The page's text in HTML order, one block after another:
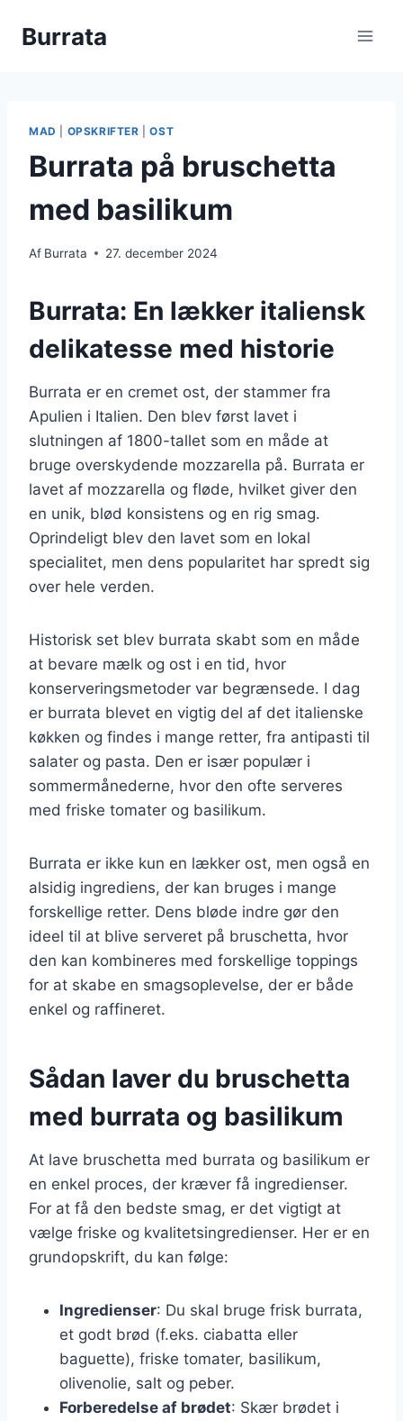
Burrata
MAD OPSKRIFTER |OST
Burrata på bruschetta
med basilikum
Af Burrata 27. december 2024
Burrata: En lækker italiensk
delikatesse med historie
Burrata er en cremet ost, der stammer fra
Apulien i Italien. Den blev først lavet i
slutningen af 1800-tallet som en måde at
bruge overskydende mozzarella på. Burrata er
lavet af mozzarella og fløde, hvilket giver den
en unik, blød konsistens og en rig smag.
Oprindeligt blev den lavet som en lokal
specialitet, men dens popularitet har spredt sig
over hele verden.
Historisk set blev burrata skabt som en måde
at bevare mælk og ost i en tid, hvor
konserveringsmetoder var begrænsede. I dag
er burrata blevet en vigtig del af det italienske
køkken og findes i mange retter, fra antipasti til
salater og pasta. Den er især populær i
sommermånederne, hvor den ofte serveres
med friske tomater og basilikum.
Burrata er ikke kun en lækker ost, men også en
alsidig ingrediens, der kan bruges i mange
forskellige retter. Dens bløde indre gør den
ideel til at blive serveret på bruschetta, hvor
den kan kombineres med forskellige toppings
for at skabe en smagsoplevelse, der er både
enkel og raffineret.
Sådan laver du bruschetta
med burrata og basilikum
At lave bruschetta med burrata og basilikum er
en enkel proces, der kræver få ingredienser.
For at få den bedste smag, er det vigtigt at
vælge friske og kvalitetsingredienser. Her er en
grundopskrift, du kan følge:
Ingredienser: Du skal bruge frisk burrata,
et godt brød (f.eks. ciabatta eller
baguette), friske tomater, basilikum,
olivenolie, salt og peber.
Forberedelse af brødet: Skær brødet i